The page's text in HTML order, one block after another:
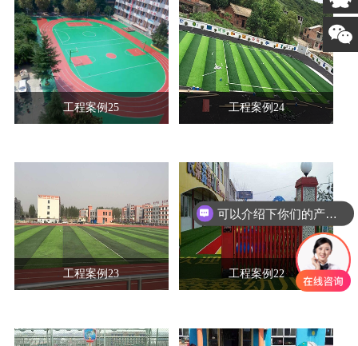
工程案例25 工程案例24
工程案例23 工程案例22
可以介绍下你们的产品么